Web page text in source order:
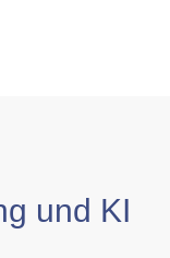
und KI